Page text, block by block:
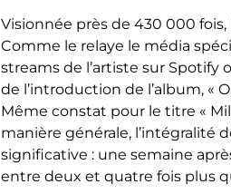
Visionnée près de 430 000
Comme le relaye le média
streams de l’artiste sur
de l’introduction de l’album, «
Même constat pour le titre «
manière générale, l’intégralité
significative : une semaine
entre deux et quatre fois plus